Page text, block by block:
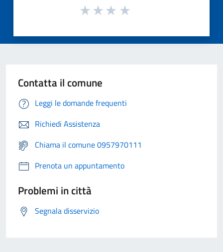
Contatta il comune
Leggi le domande frequenti
Richiedi Assistenza
Chiama il comune 0957970111
Prenota un appuntamento
Problemi in città
Segnala disservizio